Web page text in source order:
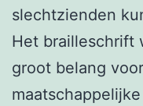
slechtzienden
Het brailleschrift
groot belang